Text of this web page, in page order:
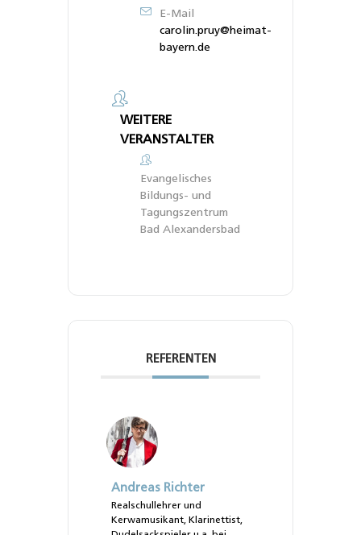
E-Mail
carolin.pruy@heimat-
bayern.de
WEITERE
VERANSTALTER
Evangelisches
Bildungs- und
Tagungszentrum
Bad Alexandersbad
REFERENTEN
Andreas Richter
Realschullehrer und
Kerwamusikant, Klarinettist,